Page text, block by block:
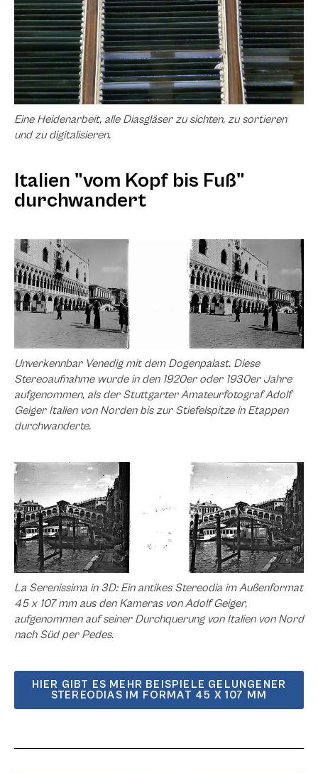
Eine Heidenarbeit, alle Diasgläser zu sichten, zu sortieren
und zu digitalisieren.
Italien "vom Kopf bis Fuß"
durchwandert
Unverkennbar Venedig mit dem Dogenpalast. Diese
Stereoaufnahme wurde in den 1920er oder 1930er Jahre
aufgenommen, als der Stuttgarter Amateurfotograf Adolf
Geiger Italien von Norden bis zur Stiefelspitze in Etappen
durchwanderte.
La Serenissima in 3D: Ein antikes Stereodia im Außenformat
45 x 107 mm aus den Kameras von Adolf Geiger,
aufgenommen auf seiner Durchquerung von Italien von Nord
nach Süd per Pedes.
HIER GIBT ES MEHR BEISPIELE GELUNGENER
STEREODIAS IM FORMAT 45 X 107 MM